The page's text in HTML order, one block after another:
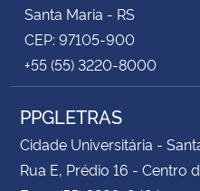
Santa Maria - RS
CEP: 97105-900
+55 (55) 3220-8000
PPGLETRAS
Cidade Universitária -
Rua E, Prédio 16 - Centro